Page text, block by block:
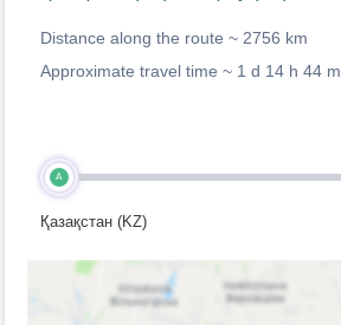
Distance along the route ~ 2756 km
Approximate travel time ~ 1 d 14 h 44 m
A
Қазақстан (KZ)